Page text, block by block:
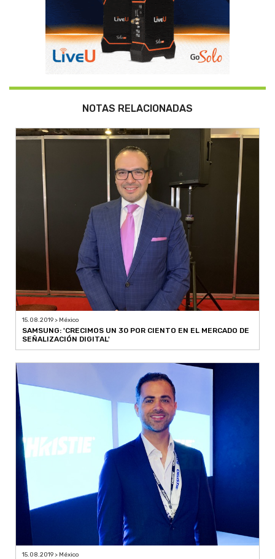
NOTAS RELACIONADAS
15.08.2019 > México
SAMSUNG: 'CRECIMOS UN 30 POR CIENTO EN EL MERCADO DE
SEÑALIZACIÓN DIGITAL'
15.08.2019 > México